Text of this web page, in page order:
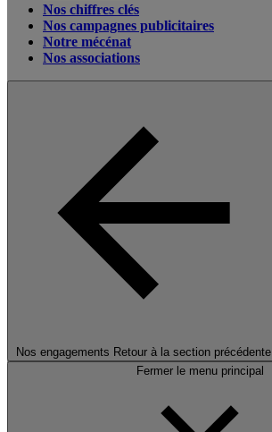
Nos chiffres clés
Nos campagnes publicitaires
Notre mécénat
Nos associations
Nos engagements Retour à la section précédente
Fermer le menu principal